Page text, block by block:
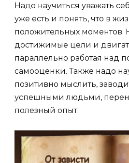
Надо научиться уважать
уже есть и понять, что в
положительных моментов.
достижимые цели и
параллельно работая над
самооценки. Также надо
позитивно мыслить,
успешными людьми,
полезный опыт.